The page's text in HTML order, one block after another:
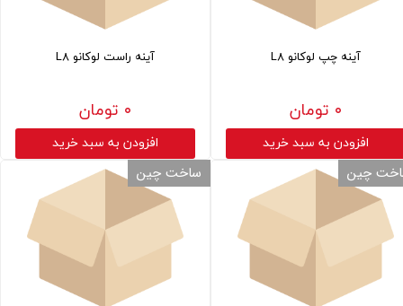
آینه چپ لوکانو L8
۰ تومان
افزودن به سبد خرید
آینه راست لوکانو L8
۰ تومان
افزودن به سبد خرید
چین ساخت چین